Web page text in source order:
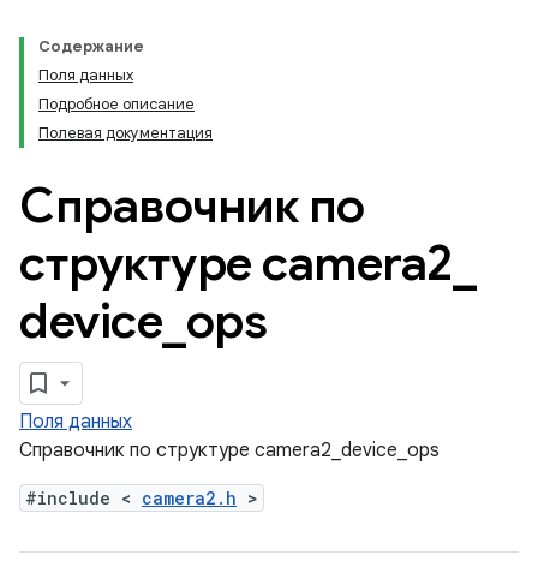
Содержание
Поля данных
Подробное описание
Полевая документация
Справочник по
структуре camera2
device ops
Поля данных
Справочник по структуре camera2_device_ops
#include < camera2.h >